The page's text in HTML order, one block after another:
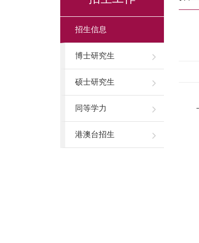
招生信息
博士研究生
硕士研究生
同等学力
港澳台招生
一